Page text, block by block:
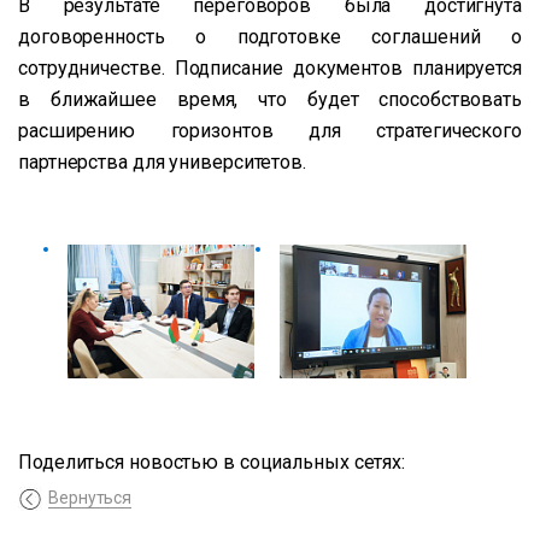
В результате переговоров была достигнута
договоренность о подготовке соглашений о
сотрудничестве. Подписание документов планируется
в ближайшее время, что будет способствовать
расширению горизонтов для стратегического
партнерства для университетов.
Поделиться новостью в социальных сетях:
Вернуться